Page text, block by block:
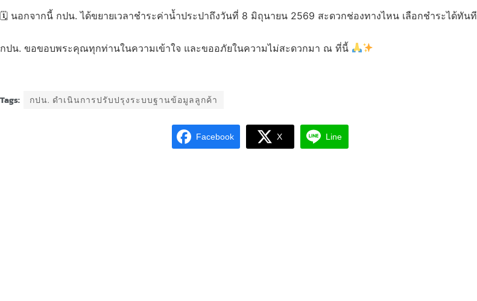
​🗓 นอกจากนี้ กปน. ได้ขยายเวลาชำระค่าน้ำประปาถึงวันที่ 8 มิถุนายน 2569 สะดวกช่องทางไหน เลือกชำระได้ทันที
​กปน. ขอขอบพระคุณทุกท่านในความเข้าใจ และขออภัยในความไม่สะดวกมา ณ ที่นี้
Tags: กปน. ดำเนินการปรับปรุงระบบฐานข้อมูลลูกค้า
Facebook X Line